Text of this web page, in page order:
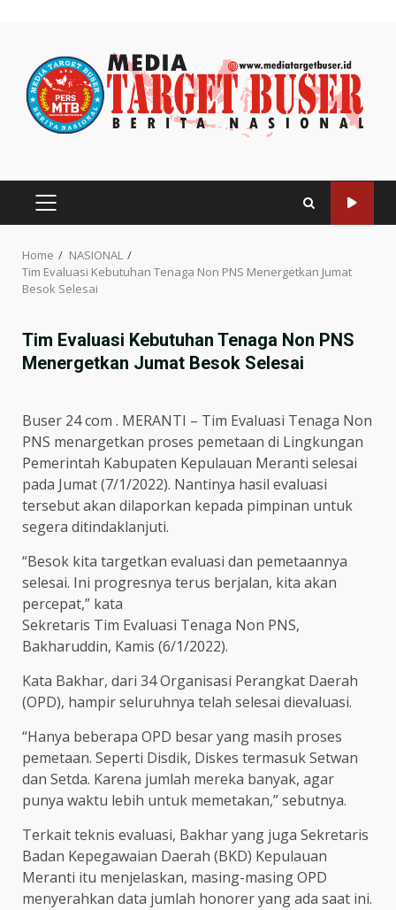
content
PRIMARY
Home
NASIONAL
Tim Evaluasi Kebutuhan Tenaga Non PNS Menergetkan Jumat
Besok Selesai
Tim Evaluasi Kebutuhan Tenaga Non PNS
Menergetkan Jumat Besok Selesai
Buser 24 com . MERANTI – Tim Evaluasi Tenaga Non
PNS menargetkan proses pemetaan di Lingkungan
Pemerintah Kabupaten Kepulauan Meranti selesai
pada Jumat (7/1/2022). Nantinya hasil evaluasi
tersebut akan dilaporkan kepada pimpinan untuk
segera ditindaklanjuti.
“Besok kita targetkan evaluasi dan pemetaannya
selesai. Ini progresnya terus berjalan, kita akan
percepat,” kata
Sekretaris Tim Evaluasi Tenaga Non PNS,
Bakharuddin, Kamis (6/1/2022).
Kata Bakhar, dari 34 Organisasi Perangkat Daerah
(OPD), hampir seluruhnya telah selesai dievaluasi.
“Hanya beberapa OPD besar yang masih proses
pemetaan. Seperti Disdik, Diskes termasuk Setwan
dan Setda. Karena jumlah mereka banyak, agar
punya waktu lebih untuk memetakan,” sebutnya.
Terkait teknis evaluasi, Bakhar yang juga Sekretaris
Badan Kepegawaian Daerah (BKD) Kepulauan
Meranti itu menjelaskan, masing-masing OPD
menyerahkan data jumlah honorer yang ada saat ini.